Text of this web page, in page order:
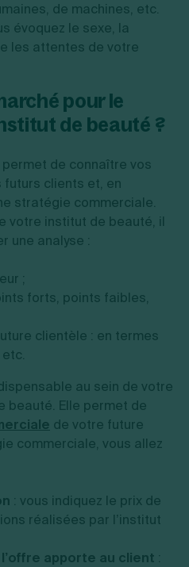
de machines, etc.
évoquez le sexe, la
les attentes de votre
pour le
de beauté ?
permet de connaître vos
futurs clients et, en
stratégie commerciale.
votre institut de beauté, il
une analyse :
;
forts, points faibles,
clientèle : en termes
au sein de votre
beauté. Elle permet de
de votre future
commerciale, vous allez
: vous indiquez le prix de
réalisées par l’institut
apporte au client :